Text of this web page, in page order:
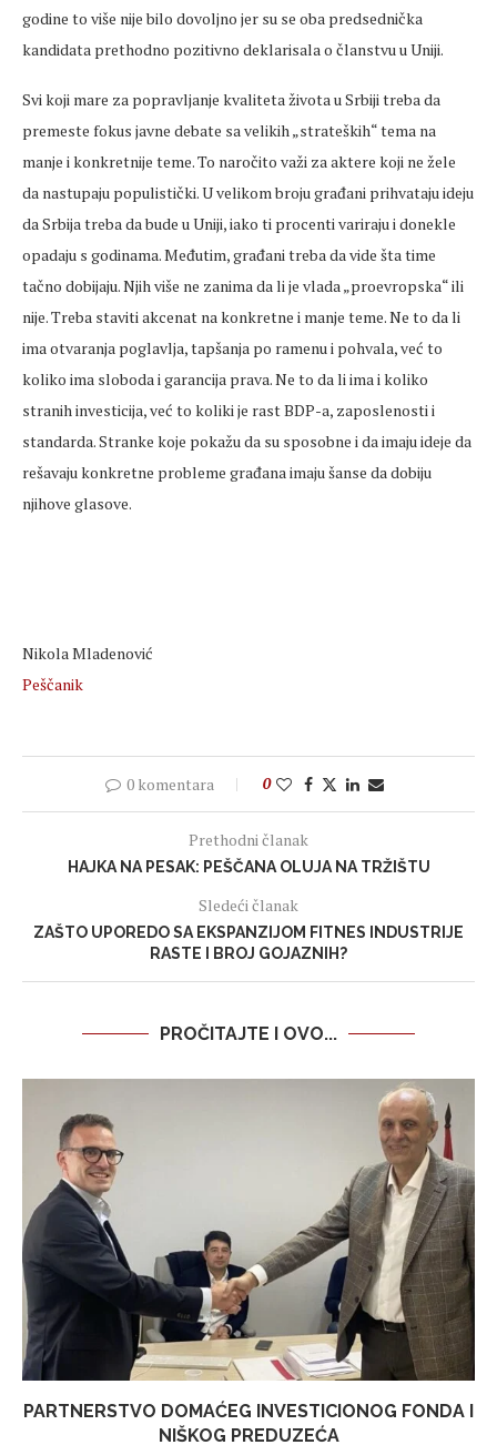
godine to više nije bilo dovoljno jer su se oba predsednička
kandidata prethodno pozitivno deklarisala o članstvu u Uniji.
Svi koji mare za popravljanje kvaliteta života u Srbiji treba da
premeste fokus javne debate sa velikih „strateških“ tema na
manje i konkretnije teme. To naročito važi za aktere koji ne žele
da nastupaju populistički. U velikom broju građani prihvataju ideju
da Srbija treba da bude u Uniji, iako ti procenti variraju i donekle
opadaju s godinama. Međutim, građani treba da vide šta time
tačno dobijaju. Njih više ne zanima da li je vlada „proevropska“ ili
nije. Treba staviti akcenat na konkretne i manje teme. Ne to da li
ima otvaranja poglavlja, tapšanja po ramenu i pohvala, već to
koliko ima sloboda i garancija prava. Ne to da li ima i koliko
stranih investicija, već to koliki je rast BDP-a, zaposlenosti i
standarda. Stranke koje pokažu da su sposobne i da imaju ideje da
rešavaju konkretne probleme građana imaju šanse da dobiju
njihove glasove.
Nikola Mladenović
Peščanik
0 komentara 0
Prethodni članak
HAJKA NA PESAK: PEŠČANA OLUJA NA TRŽIŠTU
Sledeći članak
ZAŠTO UPOREDO SA EKSPANZIJOM FITNES INDUSTRIJE
RASTE I BROJ GOJAZNIH?
PROČITAJTE I OVO...
PARTNERSTVO DOMAĆEG INVESTICIONOG FONDA I
NIŠKOG PREDUZEĆA